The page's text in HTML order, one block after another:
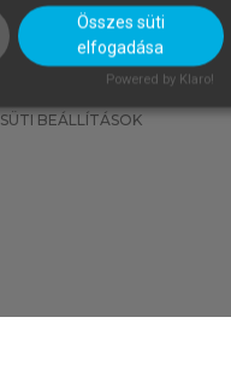
MI – ÁLTALÁNOS IRÁNYELVEK
SÜTI BEÁLLÍTÁSOK
Összes süti
elfogadása
Powered by Klaro!